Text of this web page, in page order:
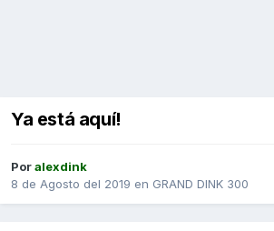
Ya está aquí!
Poralexdink
8 de Agosto del 2019 en GRAND DINK 300